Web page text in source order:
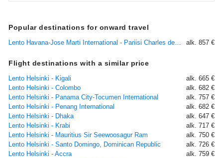
Popular destinations for onward travel
Lento Havana-Jose Marti International - Pariisi Charles de Gaulle alk. 857 €
Flight destinations with a similar price
Lento Helsinki - Kigali
alk. 665 €
Lento Helsinki - Colombo
alk. 682 €
Lento Helsinki - Panama City-Tocumen International
alk. 757 €
Lento Helsinki - Penang International
alk. 682 €
Lento Helsinki - Dhaka
alk. 647 €
Lento Helsinki - Krabi
alk. 717 €
Lento Helsinki - Mauritius Sir Seewoosagur Ram
alk. 750 €
Lento Helsinki - Santo Domingo, Dominican Republic
alk. 726 €
Lento Helsinki - Accra
alk. 759 €